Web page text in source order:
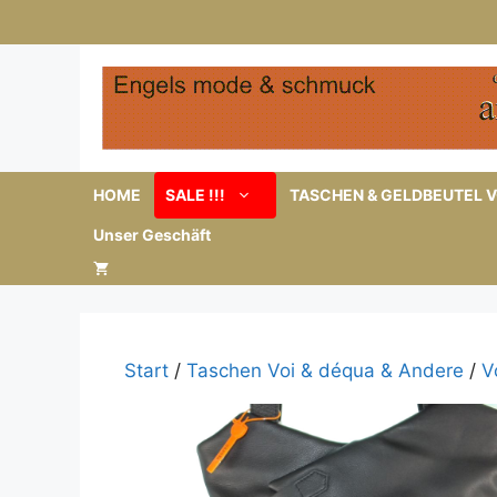
Inhalt
HOME SALE !!! TASCHEN & GELDBEUTEL
Unser Geschäft
Start / Taschen Voi & déqua & Andere /